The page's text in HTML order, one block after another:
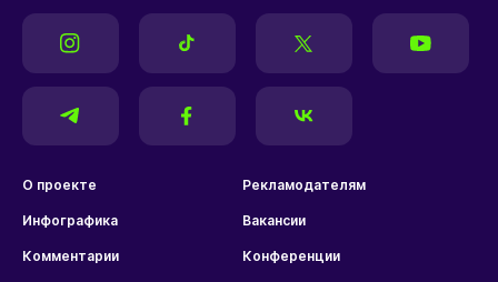
О проекте Рекламодателям
Инфографика Вакансии
Комментарии Конференции